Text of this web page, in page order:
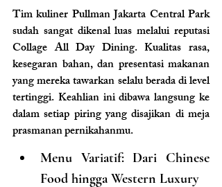
Tim kuliner Pullman Jakarta Central Park
sudah sangat dikenal luas melalui reputasi
Collage All Day Dining. Kualitas rasa,
kesegaran bahan, dan presentasi makanan
yang mereka tawarkan selalu berada di level
tertinggi. Keahlian ini dibawa langsung ke
dalam setiap piring yang disajikan di meja
prasmanan pernikahanmu.
Menu Variatif: Dari Chinese
Food hingga Western Luxury